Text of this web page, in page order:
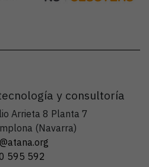
y consultoría
Arrieta 8 Planta 7
(Navarra)
595 592